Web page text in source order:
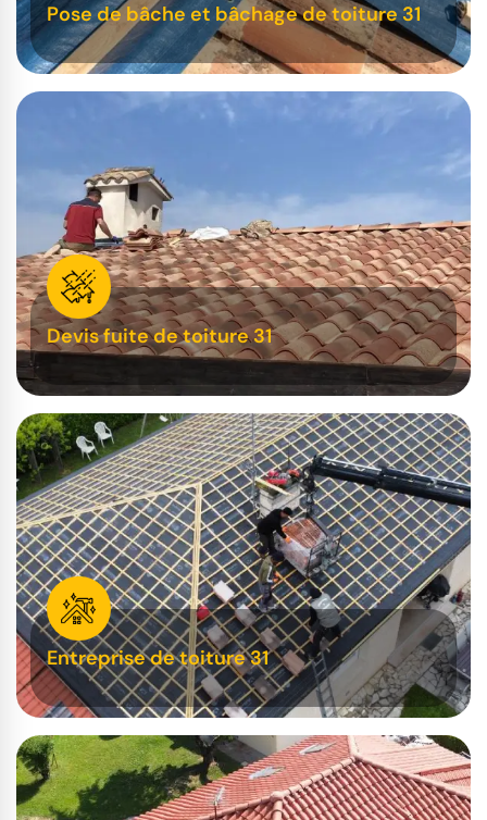
Pose de bâche et bâchage de toiture 31
Devis fuite de toiture 31
Entreprise de toiture 31